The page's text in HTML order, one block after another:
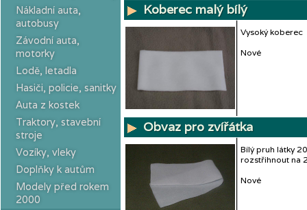
Nákladní auta,
autobusy
Závodní auta,
motorky
Lodě, letadla
Hasiči, policie, sanitky
Auta z kostek
Traktory, stavební
stroje
Vozíky, vleky
Doplňky k autům
Modely před rokem
2000
Koberec malý bílý
Vysoký koberec
Nové
Obvaz pro zvířátka
Bílý pruh látky
rozstřihnout na
Nové